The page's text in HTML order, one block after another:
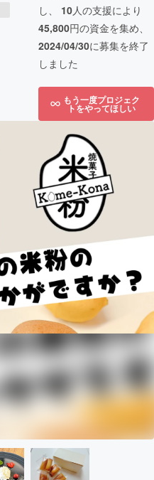
し、 10人の支援により
45,800円の資金を集め、
2024/04/30に募集を終了
しました
もう一度プロジェク
トをやってほしい